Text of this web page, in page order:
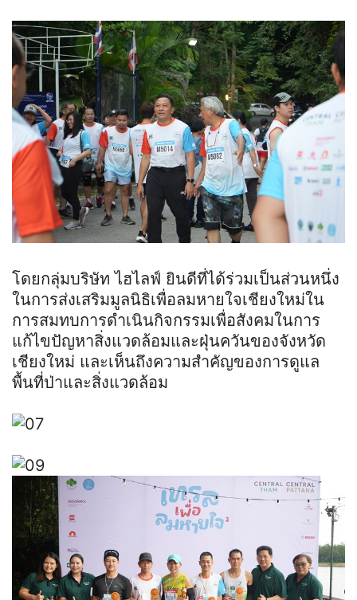
โดยกลุ่มบริษัท ไฮไลฟ์ ยินดีที่ได้ร่วมเป็นส่วนหนึ่ง
ในการส่งเสริมมูลนิธิเพื่อลมหายใจเชียงใหม่ใน
การสมทบการดำเนินกิจกรรมเพื่อสังคมในการ
แก้ไขปัญหาสิ่งแวดล้อมและฝุ่นควันของจังหวัด
เชียงใหม่ และเห็นถึงความสำคัญของการดูแล
พื้นที่ป่าและสิ่งแวดล้อม